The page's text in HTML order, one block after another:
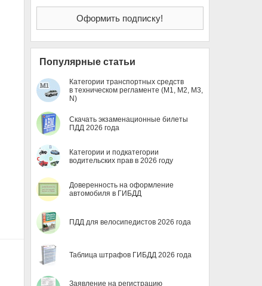
Популярные статьи
Категории транспортных средств
в техническом регламенте (M1, M2, M3,
N)
Скачать экзаменационные билеты
ПДД 2026 года
Категории и подкатегории
водительских прав в 2026 году
Доверенность на оформление
автомобиля в ГИБДД
ПДД для велосипедистов 2026 года
Таблица штрафов ГИБДД 2026 года
Заявление на регистрацию